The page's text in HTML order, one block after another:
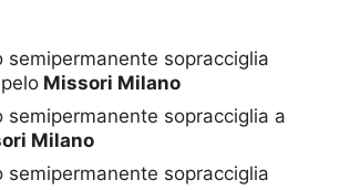
semipermanente sopracciglia
Missori Milano
semipermanente sopracciglia a
Milano
semipermanente sopracciglia